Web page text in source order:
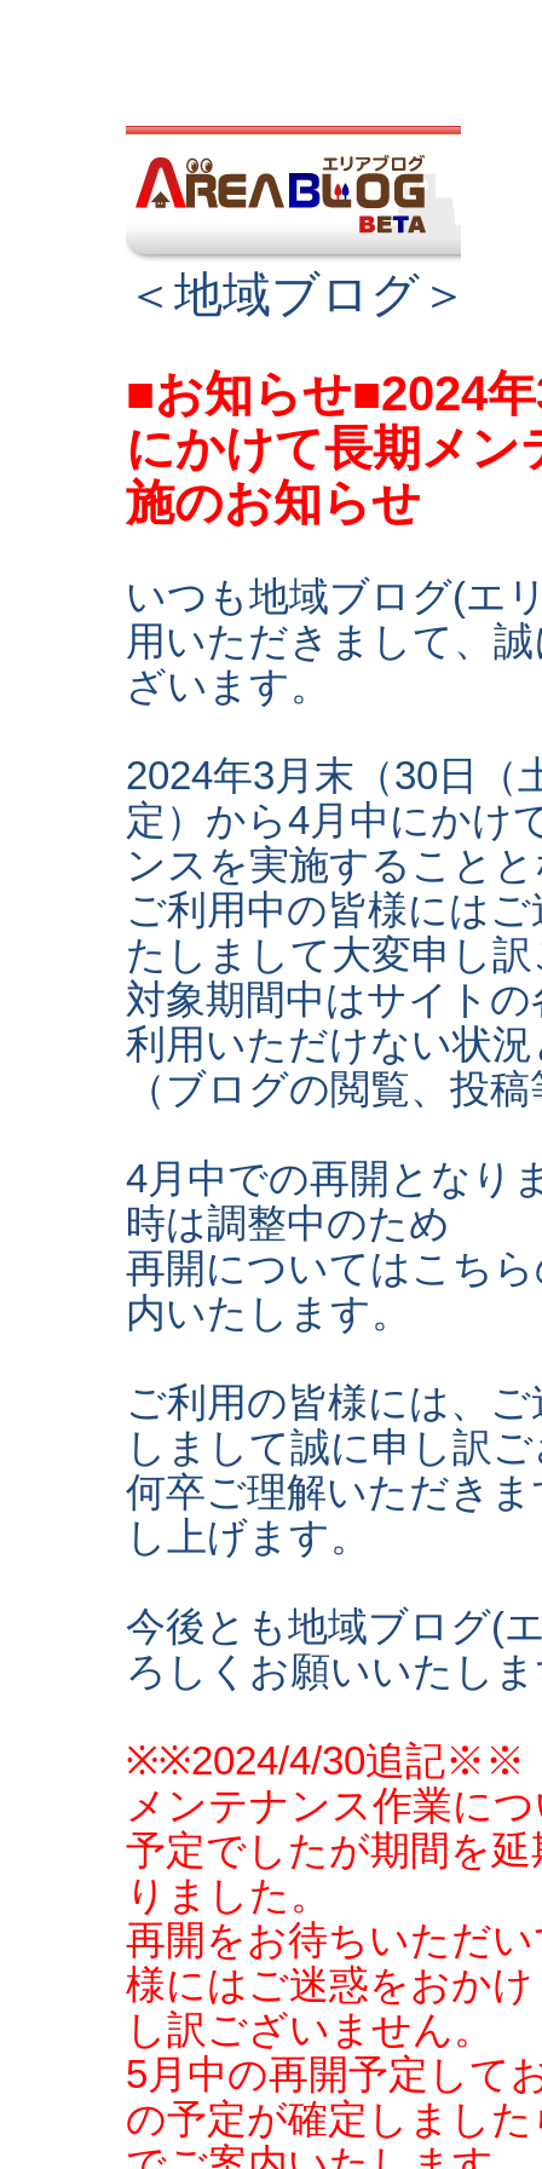
＜地域ブログ＞
■お知らせ■2024
にかけて長期メン
施のお知らせ
いつも地域ブログ(エ
用いただきまして、
ざいます。
2024年3月末（30日（
定）から4月中にかけ
ンスを実施すること
ご利用中の皆様には
たしまして大変申し
対象期間中はサイト
利用いただけない状
（ブログの閲覧、投
4月中での再開となり
時は調整中のため
再開についてはこち
内いたします。
ご利用の皆様には、
しまして誠に申し訳
何卒ご理解いただき
し上げます。
今後とも地域ブログ(
ろしくお願いいたし
※※2024/4/30追記※※
メンテナンス作業に
予定でしたが期間を
りました。
再開をお待ちいただ
様にはご迷惑をおか
し訳ございません。
5月中の再開予定して
の予定が確定しまし